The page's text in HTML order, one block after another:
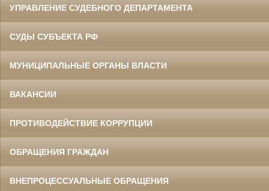
УПРАВЛЕНИЕ СУДЕБНОГО ДЕПАРТАМЕНТА
СУДЫ СУБЪЕКТА РФ
МУНИЦИПАЛЬНЫЕ ОРГАНЫ ВЛАСТИ
ВАКАНСИИ
ПРОТИВОДЕЙСТВИЕ КОРРУПЦИИ
ОБРАЩЕНИЯ ГРАЖДАН
ВНЕПРОЦЕССУАЛЬНЫЕ ОБРАЩЕНИЯ